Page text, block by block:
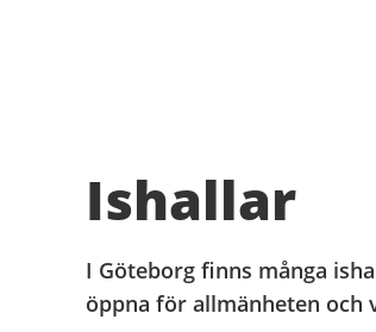
Ishallar
I Göteborg finns många
öppna för allmänheten